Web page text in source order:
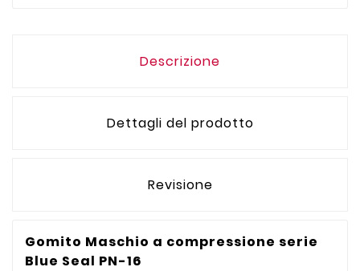
Descrizione
Dettagli del prodotto
Revisione
Gomito Maschio a compressione serie
Blue Seal PN-16